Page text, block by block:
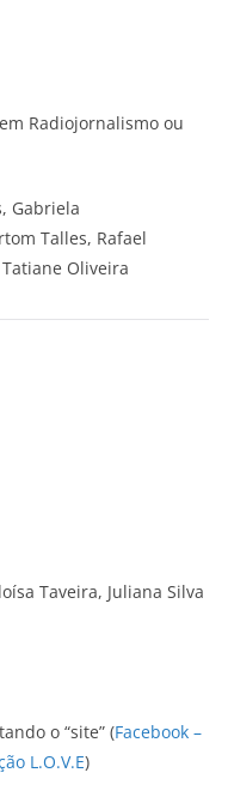
Radiojornalismo ou
Gabriela
Talles, Rafael
Oliveira
Taveira, Juliana Silva
o “site” (Facebook –
L.O.V.E)